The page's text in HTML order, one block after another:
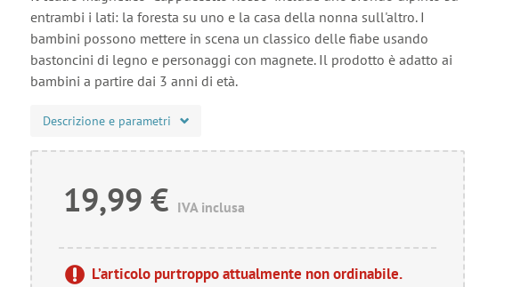
entrambi i lati: la foresta su uno e la casa della nonna sull'altro. I
bambini possono mettere in scena un classico delle fiabe usando
bastoncini di legno e personaggi con magnete. Il prodotto è adatto ai
bambini a partire dai 3 anni di età.
Descrizione e parametri
19,99 € IVA inclusa
L’articolo purtroppo attualmente non ordinabile.